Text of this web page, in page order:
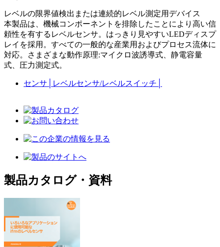
レベルの限界値検出または連続的レベル測定用デバイス
本製品は、機械コンポーネントを排除したことにより高い信
頼性を有するレベルセンサ。はっきり見やすいLEDディスプ
レイを採用。すべての一般的な産業用およびプロセス流体に
対応。さまざまな動作原理:マイクロ波誘導式、静電容量
式、圧力測定式。
センサ レベルセンサ/レベルスイッチ
製品カタログ・資料